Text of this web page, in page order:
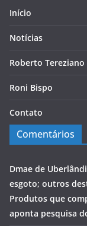
Início
Notícias
Roberto Tereziano
Roni Bispo
Contato
Comentários
Dmae de
esgoto; outros
Produtos que
aponta pesquisa